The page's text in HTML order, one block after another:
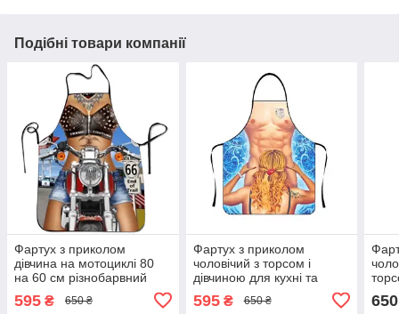
Подібні товари компанії
Фартух з приколом
дівчина на мотоциклі 80
на 60 см різнобарвний
595 ₴ 650 ₴
Фартух з приколом
чоловічий з торсом і
дівчиною для кухні та
різнобарвний
595₴ 650 ₴
60
650